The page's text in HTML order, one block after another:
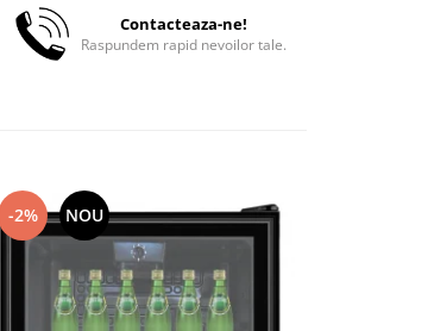
Contacteaza-ne!
Raspundem rapid nevoilor tale.
-2% NOU